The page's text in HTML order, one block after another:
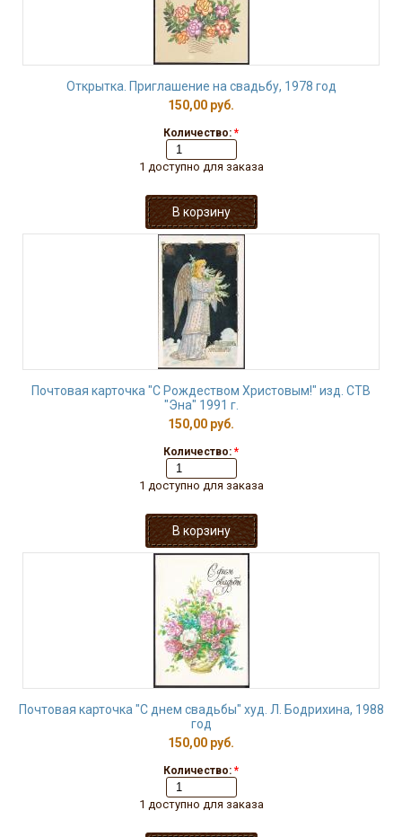
Открытка. Приглашение на свадьбу, 1978 год
150,00 руб.
Количество: *
1 доступно для заказа
Почтовая карточка "С Рождеством Христовым!" изд. СТВ
"Эна" 1991 г.
150,00 руб.
Количество: *
1 доступно для заказа
Почтовая карточка "С днем свадьбы" худ. Л. Бодрихина, 1988
год
150,00 руб.
Количество: *
1 доступно для заказа